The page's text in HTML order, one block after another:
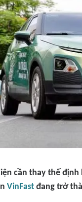
cần thay thế
VinFast đang trở